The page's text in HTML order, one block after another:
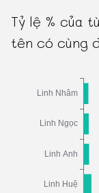
Tỷ lệ % của
tên có cùng